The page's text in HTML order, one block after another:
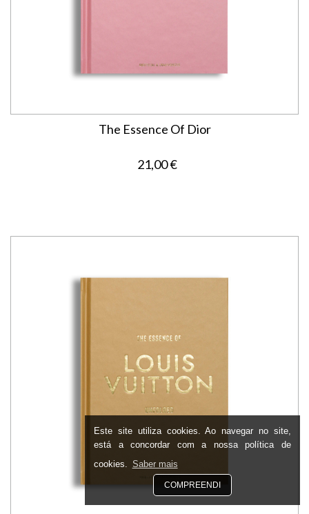
Este site utiliza cookies. Ao navegar no site,
está a concordar com a nossa política de
cookies.
Saber mais
COMPREENDI
The Essence Of Dior
21,00 €